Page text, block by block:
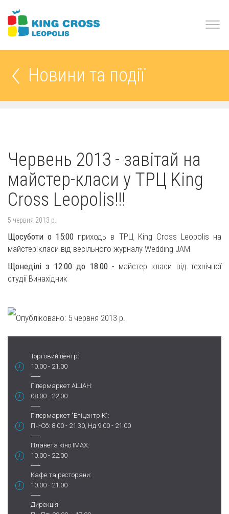
Новини та події
Червень 2013 - завітай на
майстер-класи у ТРЦ King
Cross Leopolis!!!
5 червня 2013 р.
Щосуботи о 15:00 приходь в ТРЦ King Cross Leopolis на
майстер класи від весільного журналу Wedding JAM
Щонеділі з 12:00 до 18:00- майстер класи від технічної
студії Винахідник
Опубліковано: 5 червня 2013 р.
Торговий центр:
10.00 - 21.00
Гіпермаркет АШАН:
08.00 - 22.00
Гіпермаркет "Епіцентр К":
Пн-Сб: 8.00 - 21.30, Нд 9.00 - 21.00
Планета кіно IMAX:
10.00 - 22.00
Кафе та ресторани:
10.00 - 21.00
Дирекція